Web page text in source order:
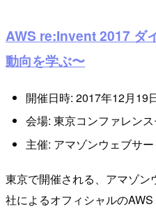
AWS re:Invent 2017 ダ
動向を学ぶ〜
開催日時: 2017年12月19
会場: 東京コンファレン
主催: アマゾンウェブサ
東京で開催される、アマゾ
社によるオフィシャルの